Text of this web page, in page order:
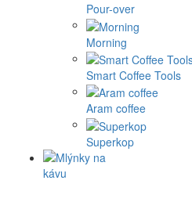
Pour-over
Morning
Smart Coffee Tools
Aram coffee
Superkop